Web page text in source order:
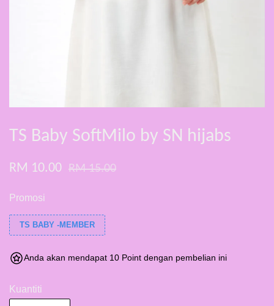
TS Baby SoftMilo by SN hijabs
RM 10.00 RM 15.00
Promosi
TS BABY -MEMBER
Anda akan mendapat 10 Point dengan pembelian ini
Kuantiti